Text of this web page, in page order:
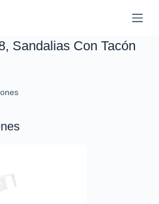
Sandalias Con Tacón